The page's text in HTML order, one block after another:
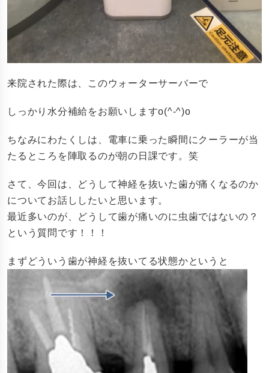
来院された際は、このウォーターサーバーで
しっかり水分補給をお願いしますo(^-^)o
ちなみにわたくしは、電車に乗った瞬間にクーラーが当
たるところを陣取るのが朝の日課です。笑
さて、今回は、どうして神経を抜いた歯が痛くなるのか
についてお話ししたいと思います。
最近多いのが、どうして歯が痛いのに虫歯ではないの？
という質問です！！！
まずどういう歯が神経を抜いてる状態かというと